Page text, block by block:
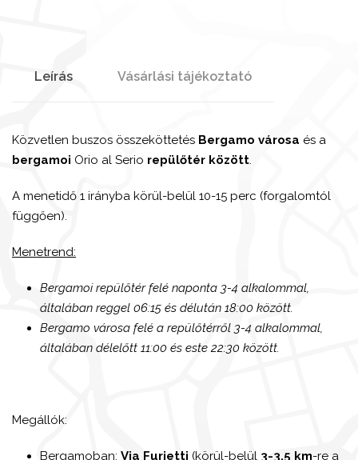
Leírás Vásárlási tájékoztató
Közvetlen buszos összeköttetés Bergamo városa és a
bergamoi Orio al Serio repülőtér között
A menetidő 1 irányba körül-belül 10-15 perc (forgalomtól
függően).
Menetrend:
Bergamoi repülőtér felé naponta 3-4 alkalommal,
általában reggel 06:15 és délután 18:00 között.
Bergamo városa felé a repülőtérről 3-4 alkalommal,
általában délelőtt 11:00 és este 22:30 között.
Megállók:
Bergamoban: Via Furietti (körül-belül 3-3,5 km-re a